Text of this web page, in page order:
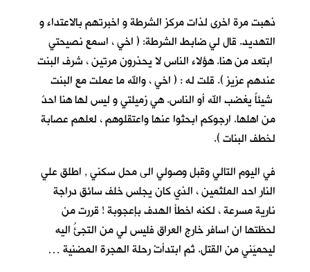
ذهبت مرة اخرى لذات مركز الشرطة و اخبرتهم بالاعتداء و
التهديد. قال لي ضابط الشرطة: ( اخي ، اسمع نصيحتي
ابتعد من هنا. هؤلاء الناس لا يحذرون مرتين ، شرف البنت
عندهم عزيز ). قلت له : ( اخي ، والله ما عملت مع البنت
شيئاً يغضب الله أو الناس. هي زميلتي و ليس لها هنا احدٌ
من اهلها. ارجوكم ابحثوا عنها واعتقلوهم ، لعلهم عصابة
لخطف البنات ).
في اليوم التالي وقبل وصولي الى محل سكني , اطلق علي
النار احد الملثمين ، الذي كان يجلس خلف سائق دراجة
نارية مسرعة ، لكنه اخطأ الهدف بإعجوبة ! قررت من
لحظتها ان اسافر خارج العراق فليس لي من التجئُ اليه
ليحميَني من القتل. ثم ابتدأتْ رحلة الهجرة المضنية …